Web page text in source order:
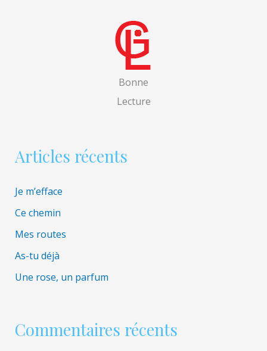
Bonne
Lecture
Articles récents
Je m’efface
Ce chemin
Mes routes
As-tu déjà
Une rose, un parfum
Commentaires récents